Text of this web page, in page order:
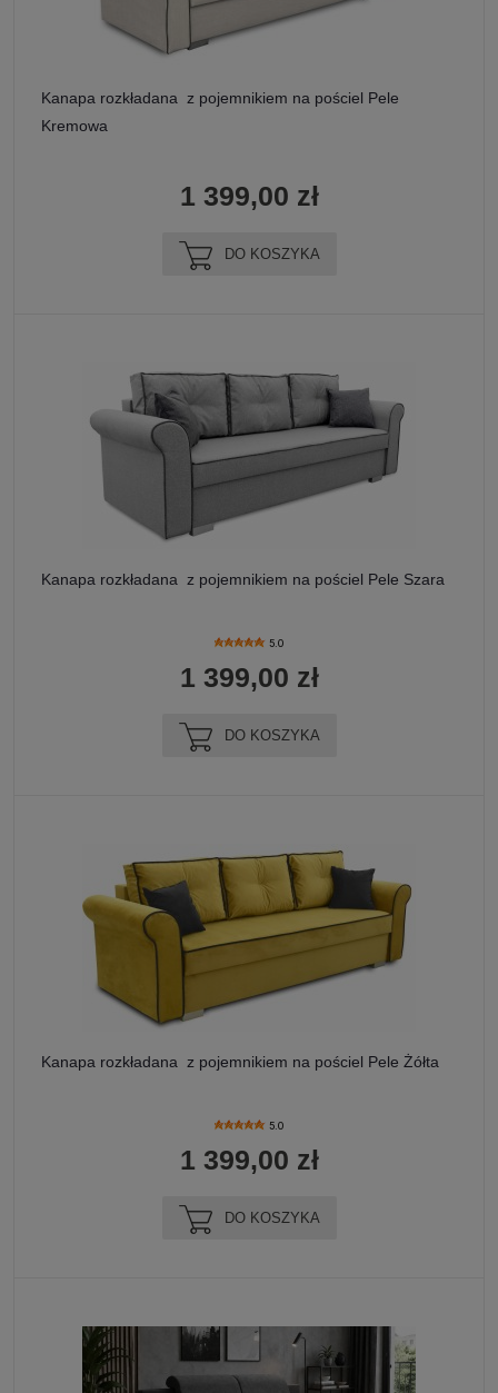
Kanapa rozkładana z pojemnikiem na pościel Pele
Kremowa
1 399,00 zł
DO KOSZYKA
Kanapa rozkładana z pojemnikiem na pościel Pele Szara
5.0
1 399,00 zł
DO KOSZYKA
Kanapa rozkładana z pojemnikiem na pościel Pele Żółta
5.0
1 399,00 zł
DO KOSZYKA